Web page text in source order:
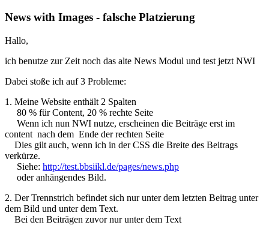
News with Images - falsche Platzierung
Hallo,
ich benutze zur Zeit noch das alte News Modul und test jetzt NWI
Dabei stoße ich auf 3 Probleme:
1. Meine Website enthält 2 Spalten
80 % für Content, 20 % rechte Seite
Wenn ich nun NWI nutze, erscheinen die Beiträge erst im
content nach dem Ende der rechten Seite
Dies gilt auch, wenn ich in der CSS die Breite des Beitrags
verkürze.
Siehe: http://test.bbsiikl.de/pages/news.php
oder anhängendes Bild.
2. Der Trennstrich befindet sich nur unter dem letzten Beitrag unter
dem Bild und unter dem Text.
Bei den Beiträgen zuvor nur unter dem Text